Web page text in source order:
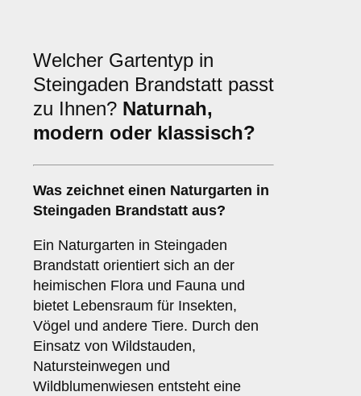
Welcher Gartentyp in
Steingaden Brandstatt passt
zu Ihnen? Naturnah,
modern oder klassisch?
Was zeichnet einen Naturgarten in
Steingaden Brandstatt aus?
Ein Naturgarten in Steingaden
Brandstatt orientiert sich an der
heimischen Flora und Fauna und
bietet Lebensraum für Insekten,
Vögel und andere Tiere. Durch den
Einsatz von Wildstauden,
Natursteinwegen und
Wildblumenwiesen entsteht eine